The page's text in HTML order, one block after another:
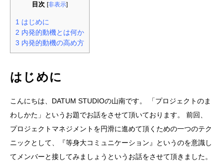
目次 [非表示]
1 はじめに
2 内発的動機とは何か
3 内発的動機の高め方
はじめに
こんにちは、DATUM STUDIOの山南です。 「プロジェクトのま
わしかた」というお題でお話をさせて頂いております。 前回、
プロジェクトマネジメントを円滑に進めて頂くための一つのテク
ニックとして、『等身大コミュニケーション』というのを意識し
てメンバーと接してみましょうというお話をさせて頂きました。